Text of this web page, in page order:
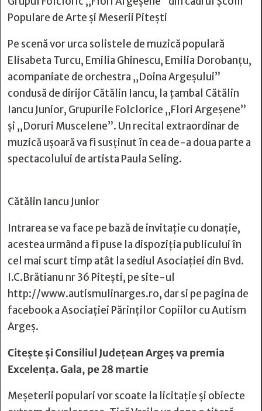
Populare de Arte și Meserii Pitești
Pe scenă vor urca solistele de muzică populară
Elisabeta Turcu, Emilia Ghinescu, Emilia Dorobanțu,
acompaniate de orchestra „Doina Argeșului”
condusă de dirijor Cătălin Iancu, la țambal Cătălin
Iancu Junior, Grupurile Folclorice „Flori Argeșene”
și „Doruri Muscelene”. Un recital extraordinar de
muzică ușoară va fi susținut în cea de-a doua parte a
spectacolului de artista Paula Seling.
Cătălin Iancu Junior
Intrarea se va face pe bază de invitație cu donație,
acestea urmând a fi puse la dispoziția publicului în
cel mai scurt timp atât la sediul Asociației din Bvd.
I.C.Brătianu nr 36 Pitești, pe site-ul
http://www.autismulinarges.ro, dar si pe pagina de
facebook a Asociației Părinților Copiilor cu Autism
Argeș.
Citește șiConsiliul Judeţean Argeş va premia
Excelenţa. Gala, pe 28 martie
Meșeterii populari vor scoate la licitație și obiecte